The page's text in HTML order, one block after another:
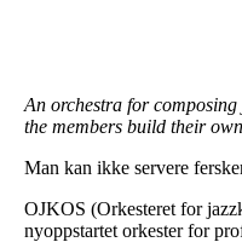
An orchestra for
the members build their
Man kan ikke servere
OJKOS (Orkesteret for
nyoppstartet orkester for